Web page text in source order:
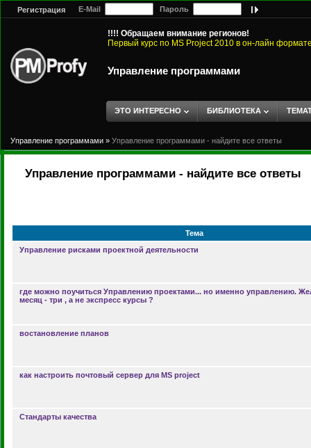
Регистрация E-Mail Пароль
!!!! Обращаем внимание регионов!
Первый курс по MS Project 2010 в он-лайн
Управление программами
ЭТО ИНТЕРЕСНО БИБЛИОТЕКА
Управление программами » Управление программами - найдите все ответы
Управление программами - найдите все ответы
Тема
Управление рисками проектной деятельности
где можно поучиться Управлению проектами... но именно управлению.
месяц - три , а не экспресс курсы ?
востановление планов
как настроить почтовый сервер для MS project
Стандарты качества